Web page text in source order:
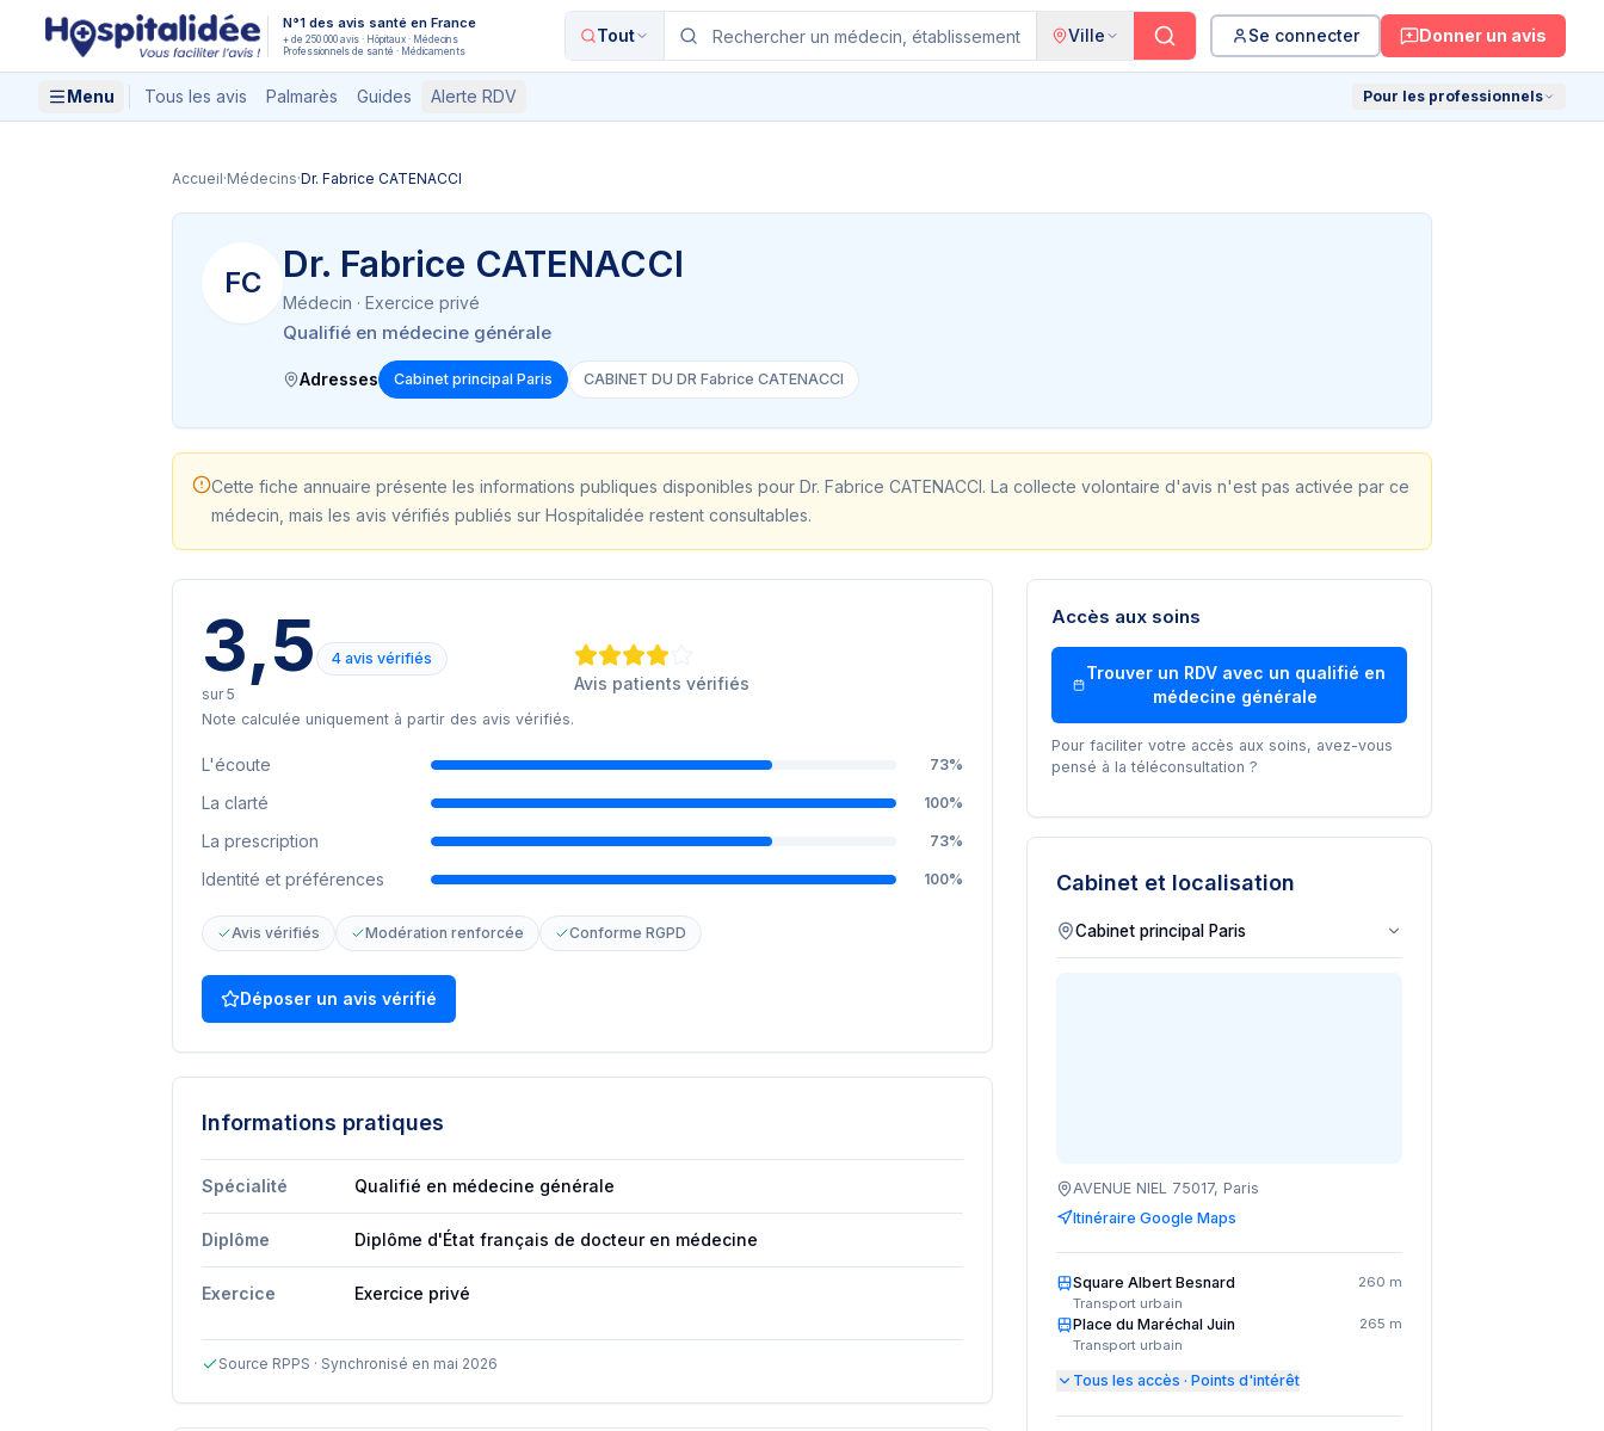
Aller au contenu principal N°1 des avis santé en France
+ de 250 000 avis · Hôpitaux · Médecins
Professionnels de santé · Médicaments
Tout Ville Se connecter Donner un avis
Menu Tous les avis Palmarès Guides Alerte RDV Pour les professionnels
Accueil·Médecins·Dr. Fabrice CATENACCI
FC Dr. Fabrice CATENACCI
Médecin · Exercice privé
Qualifié en médecine générale
Adresses Cabinet principal Paris CABINET DU DR Fabrice CATENACCI
Cette fiche annuaire présente les informations publiques disponibles pour Dr. Fabrice CATENACCI. La collecte volontaire d'avis n'est pas activée par ce
médecin, mais les avis vérifiés publiés sur Hospitalidée restent consultables.
3,5
4 avis vérifiés
sur 5
Note calculée uniquement à partir des avis vérifiés.
Avis patients vérifiés
L'écoute 73%
La clarté 100%
La prescription 73%
Identité et préférences 100%
Avis vérifiés Modération renforcée Conforme RGPD
Déposer un avis vérifié
Informations pratiques
Spécialité Qualifié en médecine générale
Diplôme Diplôme d'État français de docteur en médecine
Exercice Exercice privé
Source RPPS · Synchronisé en mai 2026
Accès aux soins
Trouver un RDV avec un qualifié en
médecine générale
Pour faciliter votre accès aux soins, avez-vous
pensé à la téléconsultation ?
Cabinet et localisation
AVENUE NIEL 75017, Paris
Itinéraire Google Maps
Square Albert Besnard
Transport urbain
260 m
Place du Maréchal Juin
Transport urbain
265 m
Tous les accès · Points d'intérêt